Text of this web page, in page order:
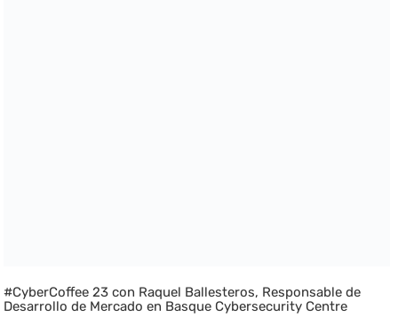
#CyberCoffee 23 con Raquel Ballesteros, Responsable de
Desarrollo de Mercado en Basque Cybersecurity Centre